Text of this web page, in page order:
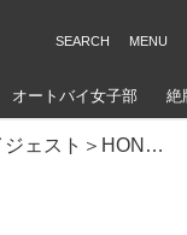
オートバイ女子部 絶
＜試乗ダイジェスト＞HONDA CB1100 TYPE Ⅰ（2010年）前篇